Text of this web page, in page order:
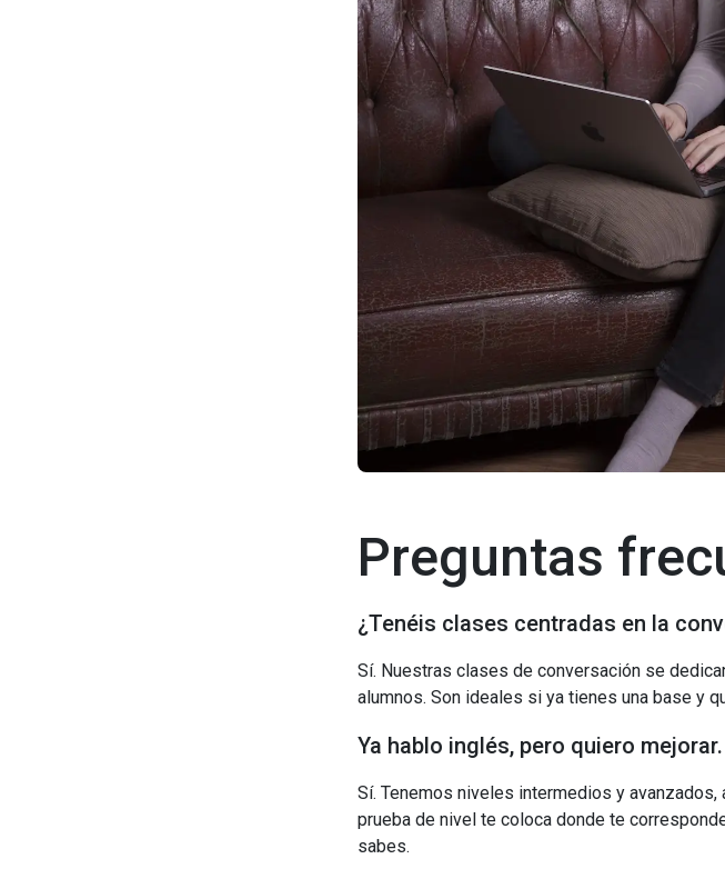
Preguntas
¿Tenéis clases centradas en la
Sí. Nuestras clases de conversación se
alumnos. Son ideales si ya tienes una base y
Ya hablo inglés, pero quiero
Sí. Tenemos niveles intermedios y
prueba de nivel te coloca donde te
sabes.